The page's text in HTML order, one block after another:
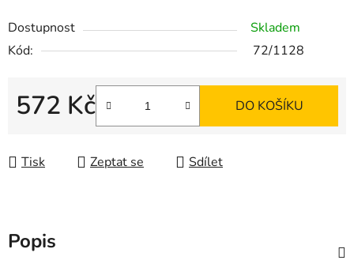
Dostupnost
Skladem
Kód:
72/1128
572 Kč DO KOŠÍKU
Tisk Zeptat se Sdílet
Popis